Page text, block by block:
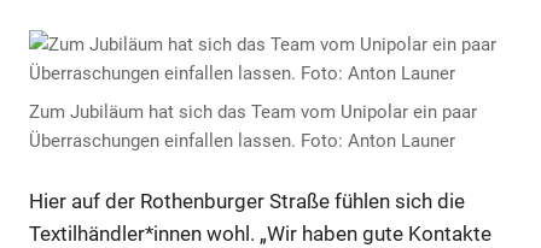
Zum Jubiläum hat sich das Team vom Unipolar ein paar
Überraschungen einfallen lassen. Foto: Anton Launer
Hier auf der Rothenburger Straße fühlen sich die
Textilhändler*innen wohl. „Wir haben gute Kontakte